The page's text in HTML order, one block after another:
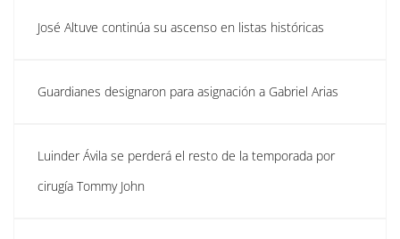
José Altuve continúa su ascenso en listas históricas
Guardianes designaron para asignación a Gabriel Arias
Luinder Ávila se perderá el resto de la temporada por
cirugía Tommy John